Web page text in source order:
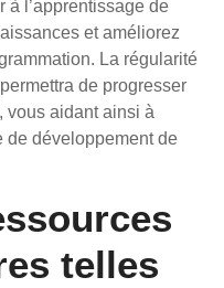
à l’apprentissage de
et améliorez
La régularité
de progresser
vous aidant ainsi à
de développement de
telles